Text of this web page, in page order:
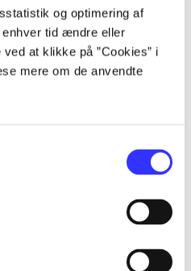
og optimering af
tid ændre eller
at klikke på ”Cookies” i
mere om de anvendte